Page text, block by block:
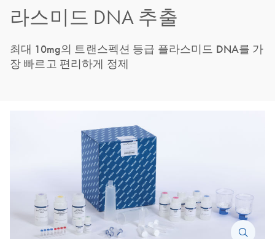
라스미드 DNA 추출
최대 10mg의 트랜스펙션 등급 플라스미드 DNA를 가
장 빠르고 편리하게 정제